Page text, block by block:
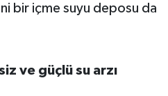
bir içme suyu deposu da
ve güçlü su arzı